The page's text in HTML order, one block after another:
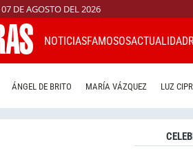
DE AGOSTO DEL 2026
NOTICIASFAMOSOSACTUALIDAD
ÁNGEL DE BRITO MARÍA VÁZQUEZ LUZ